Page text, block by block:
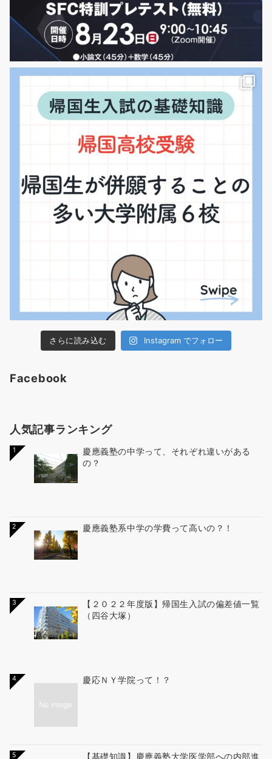
さらに読み込む Instagram でフォロー
Facebook
人気記事ランキング
1
慶應義塾の中学って、それぞれ違いがある
の？
2 慶應義塾系中学の学費って高いの？！
3
【２０２２年度版】帰国生入試の偏差値一覧
（四谷大塚）
4 慶応ＮＹ学院って！？
5 【基礎知識】慶應義塾大学医学部への内部進